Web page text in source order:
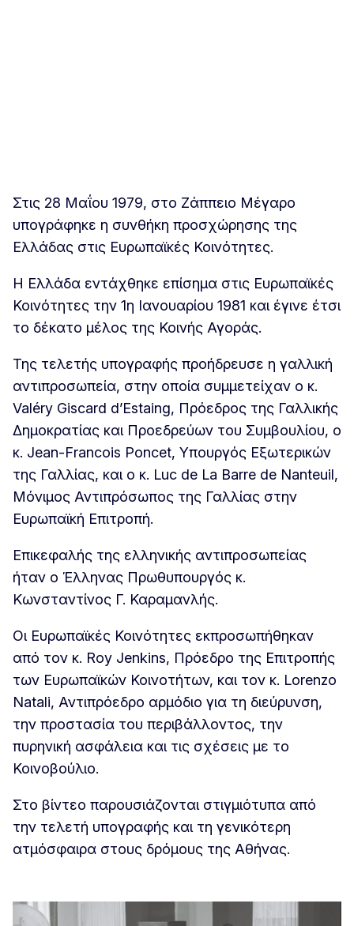
Στις 28 Μαΐου 1979, στο Ζάππειο Μέγαρο
υπογράφηκε η συνθήκη προσχώρησης της
Ελλάδας στις Ευρωπαϊκές Κοινότητες.
Η Ελλάδα εντάχθηκε επίσημα στις Ευρωπαϊκές
Κοινότητες την 1η Ιανουαρίου 1981 και έγινε έτσι
το δέκατο μέλος της Κοινής Αγοράς.
Της τελετής υπογραφής προήδρευσε η γαλλική
αντιπροσωπεία, στην οποία συμμετείχαν ο κ.
Valéry Giscard d’Estaing, Πρόεδρος της Γαλλικής
Δημοκρατίας και Προεδρεύων του Συμβουλίου, ο
κ. Jean-Francois Poncet, Υπουργός Εξωτερικών
της Γαλλίας, και ο κ. Luc de La Barre de Nanteuil,
Μόνιμος Αντιπρόσωπος της Γαλλίας στην
Ευρωπαϊκή Επιτροπή.
Επικεφαλής της ελληνικής αντιπροσωπείας
ήταν ο Έλληνας Πρωθυπουργός κ.
Κωνσταντίνος Γ. Καραμανλής.
Οι Ευρωπαϊκές Κοινότητες εκπροσωπήθηκαν
από τον κ. Roy Jenkins, Πρόεδρο της Επιτροπής
των Ευρωπαϊκών Κοινοτήτων, και τον κ. Lorenzo
Natali, Αντιπρόεδρο αρμόδιο για τη διεύρυνση,
την προστασία του περιβάλλοντος, την
πυρηνική ασφάλεια και τις σχέσεις με το
Κοινοβούλιο.
Στο βίντεο παρουσιάζονται στιγμιότυπα από
την τελετή υπογραφής και τη γενικότερη
ατμόσφαιρα στους δρόμους της Αθήνας.